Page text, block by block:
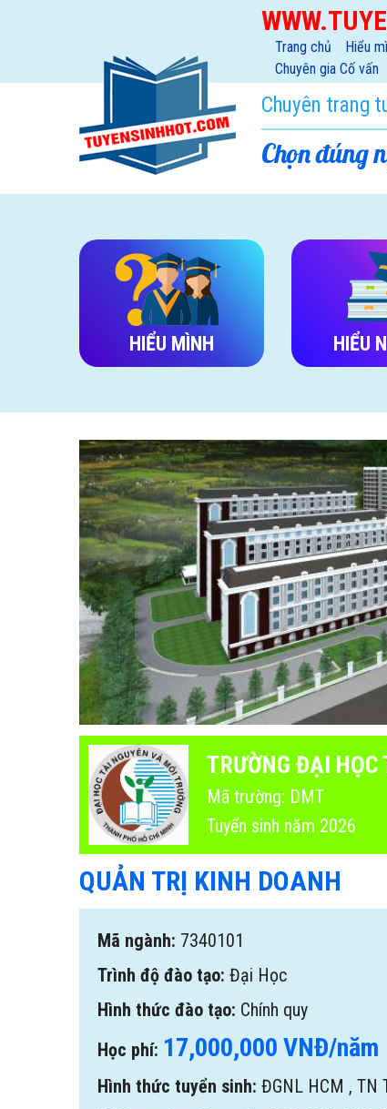
Trang chủ Hiểu
Chuyên gia Cố vấn
Chuyên trang
Chọn đúng
HIỂU MÌNH HIỂU
TRƯỜNG ĐẠI HỌC
Mã trường: DMT
Tuyển sinh năm 2026
QUẢN TRỊ KINH DOANH
Mã ngành: 7340101
Trình độ đào tạo: Đại Học
Hình thức đào tạo: Chính quy
Học phí: 17,000,000 VNĐ/năm
Hình thức tuyển sinh: ĐGNL HCM , TN